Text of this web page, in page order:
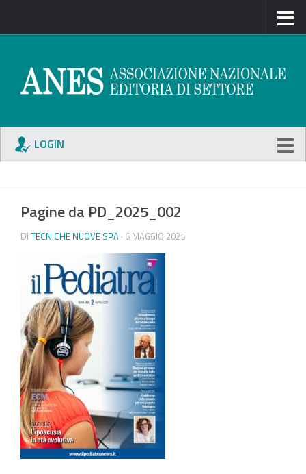
LOGIN
Pagine da PD_2025_002
DI TECNICHE NUOVE SPA · 6 MAGGIO 2025